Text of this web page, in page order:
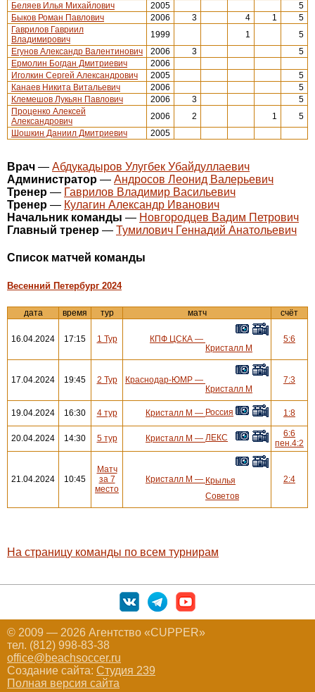
Беляев Илья Михайлович
2005
5
Быков Роман Павлович
2006 3 4 1
5
Гаврилов Гавриил
Владимирович
1999 1
5
Егунов Александр Валентинович
2006 3
5
Ермолин Богдан Дмитриевич
2006
Иголкин Сергей Александрович
2005
5
Канаев Никита Витальевич
2006
5
Клемешов Лукьян Павлович
2006 3
5
Проценко Алексей
Александрович
2006 2 1
5
Шошкин Даниил Дмитриевич
2005
Врач — Абдукадыров Улугбек Убайдуллаевич
Администратор — Андросов Леонид Валерьевич
Тренер — Гаврилов Владимир Васильевич
Тренер — Кулагин Александр Иванович
Начальник команды — Новгородцев Вадим Петрович
Главный тренер — Тумилович Геннадий Анатольевич
Cписок матчей команды
Весенний Петербург 2024
дата время тур матч счёт
16.04.2024 17:15 1 Тур КПФ ЦСКА —
Кристалл М
5:6
17.04.2024 19:45 2 Тур Краснодар-ЮМР —
Кристалл М
7:3
19.04.2024 16:30 4 тур Кристалл М — Россия 1:8
20.04.2024 14:30 5 тур Кристалл М — ЛЕКС
6:6
пен.4:2
21.04.2024 10:45
Матч
за 7
место
Кристалл М — Крылья
Советов
2:4
На страницу команды по всем турнирам
© 2009 — 2026 Агентство «CUPPER»
тел. (812) 998-83-38
office@beachsoccer.ru
Создание сайта: Студия 239
Полная версия сайта